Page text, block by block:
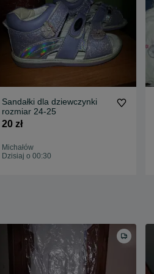
Sandałki dla dziewczynki
rozmiar 24-25
20 zł
Michałów
Dzisiaj o 00:30